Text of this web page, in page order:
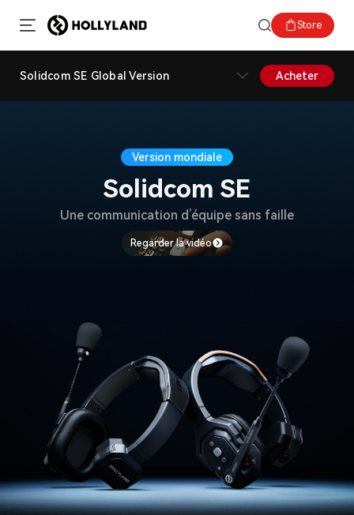
Store
Solidcom SE Global Version Acheter
Version mondiale
Solidcom SE
Une communication d’équipe sans faille
Regarder la vidéo